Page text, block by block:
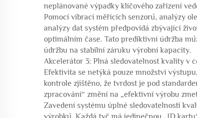
neplánované výpadky klíčového zařízení
Pomocí vibrací měřících senzorů, analýzy
analýzy dat systém předpovídá zbývající
optimálním čase. Tato prediktivní údržba
údržbu na stabilní záruku výrobní kapacity.
Akcelerátor 3: Plná sledovatelnost kvality v
Efektivita se netýká pouze množství
kontrole zjištěno, že tvrdost je pod
zpracování“ změní na „efektivní výrobu
Zavedení systému úplné sledovatelnosti